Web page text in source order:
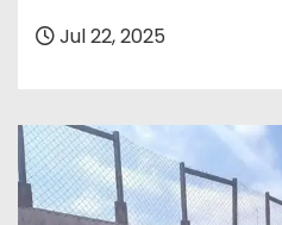
Jul 22, 2025